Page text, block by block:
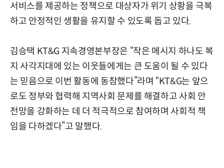
서비스를 제공하는 정책으로 대상자가 위기 상황을 극복
하고 안정적인 생활을 유지할 수 있도록 돕고 있다.
김승택 KT&G 지속경영본부장은 “작은 메시지 하나도 복
지 사각지대에 있는 이웃들에게는 큰 도움이 될 수 있다
는 믿음으로 이번 활동에 동참했다”라며 “KT&G는 앞으
로도 정부와 협력해 지역사회 문제를 해결하고 사회 안
전망을 강화하는 데 더 적극적으로 참여하며 사회적 책
임을 다하겠다”고 말했다.